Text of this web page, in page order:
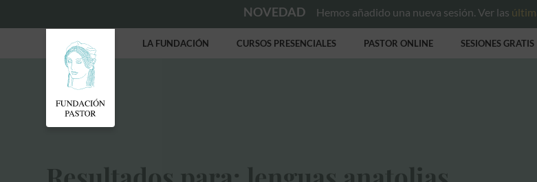
NOVEDAD Hemos añadido una nueva sesión. Ver las
LA FUNDACIÓN CURSOS PRESENCIALES PASTOR ONLINE SESIONES GRATIS